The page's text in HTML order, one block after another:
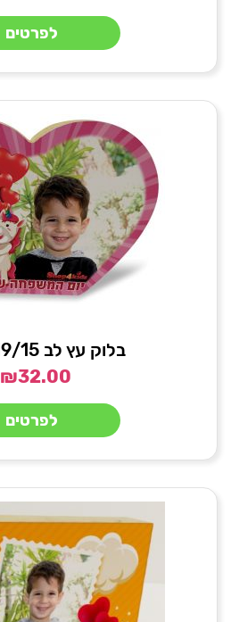
לפרטים
בלוק עץ לב 19/15 חד קרן
₪32.00
לפרטים